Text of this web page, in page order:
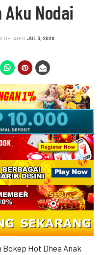
Aku Nodai
UPDATED JUL 3, 2020
Bokep Hot Dhea Anak